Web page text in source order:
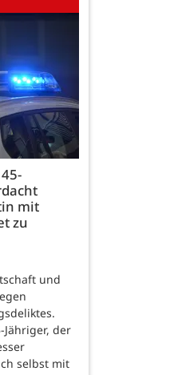
mit
zu
und
der
selbst mit